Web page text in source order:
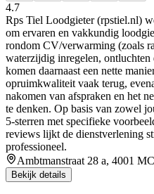
4.7
Rps Tiel Loodgieter (rpstiel.nl)
om ervaren en vakkundig
rondom CV/verwarming (zoals
waterzijdig inregelen,
komen daarnaast een nette
opruimkwaliteit vaak terug,
nakomen van afspraken en het
te denken. Op basis van zowel
5-sterren met specifieke
reviews lijkt de dienstverlening
professioneel.
Ambtmanstraat 28 a, 4001
Bekijk details